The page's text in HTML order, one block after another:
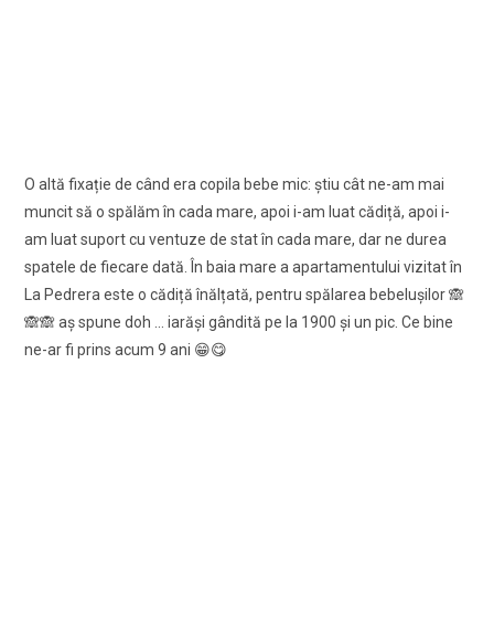
O altă fixație de când era copila bebe mic: ştiu cât ne-am mai
muncit să o spălăm în cada mare, apoi i-am luat cădiță, apoi i-
am luat suport cu ventuze de stat în cada mare, dar ne durea
spatele de fiecare dată. În baia mare a apartamentului vizitat în
La Pedrera este o cădiță înălțată, pentru spălarea bebeluşilor 🙈
🙈🙈 aş spune doh … iarăşi gândită pe la 1900 şi un pic. Ce bine
ne-ar fi prins acum 9 ani 😁😋